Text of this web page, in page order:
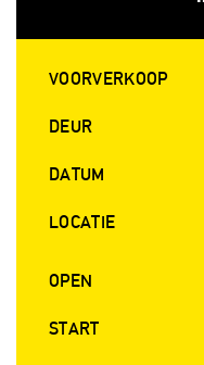
VOORVERKOOP
DEUR
DATUM
LOCATIE
OPEN
START